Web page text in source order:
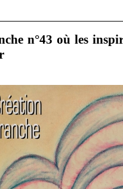
n°43 où les